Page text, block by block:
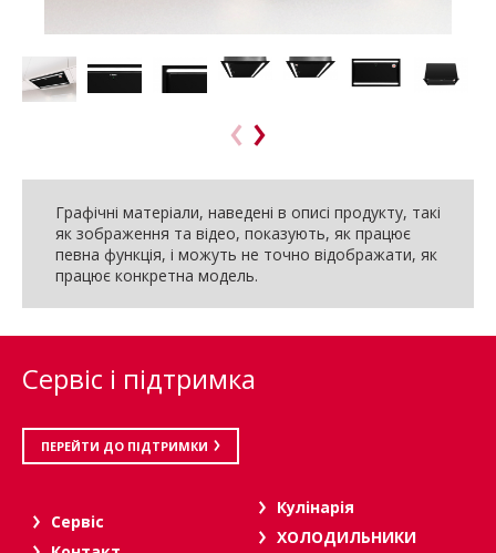
Графічні матеріали, наведені в описі продукту, такі
як зображення та відео, показують, як працює
певна функція, і можуть не точно відображати, як
працює конкретна модель.
Сервіс і підтримка
ПЕРЕЙТИ ДО ПІДТРИМКИ
Сервіс
Кулінарія
ХОЛОДИЛЬНИКИ